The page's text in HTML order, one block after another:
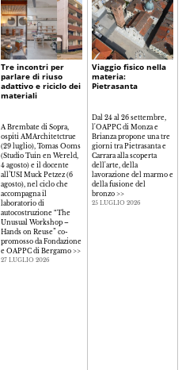
Tre incontri per
parlare di riuso
adattivo e riciclo dei
materiali
A Brembate di Sopra,
ospiti AMArchitetctrue
(29 luglio), Tomas Ooms
(Studio Tuin en Wereld,
4 agosto) e il docente
all’USI Muck Petzez (6
agosto), nel ciclo che
accompagna il
laboratorio di
autocostruzione “The
Unusual Workshop –
Hands on Reuse” co-
promosso da Fondazione
e OAPPC di Bergamo >>
27 LUGLIO 2026
Viaggio fisico nella
materia:
Pietrasanta
Dal 24 al 26 settembre,
l'OAPPC di Monza e
Brianza propone una tre
giorni tra Pietrasanta e
Carrara alla scoperta
dell'arte, della
lavorazione del marmo e
della fusione del
bronzo>>
25 LUGLIO 2026